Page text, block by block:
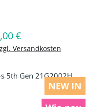
Preis:
€
Versandkosten
NEW IN